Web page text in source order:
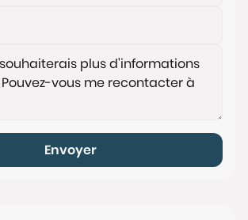
Envoyer